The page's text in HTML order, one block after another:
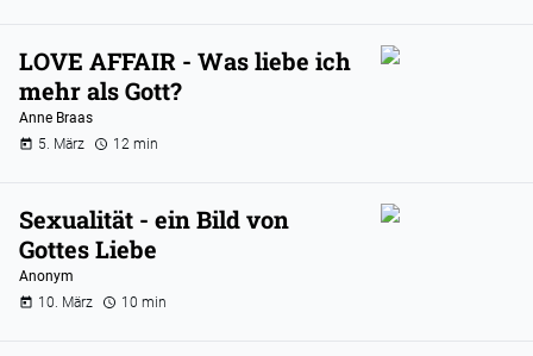
LOVE AFFAIR - Was liebe ich
mehr als Gott?
Anne Braas
5. März
12 min
Sexualität - ein Bild von
Gottes Liebe
Anonym
10. März
10 min